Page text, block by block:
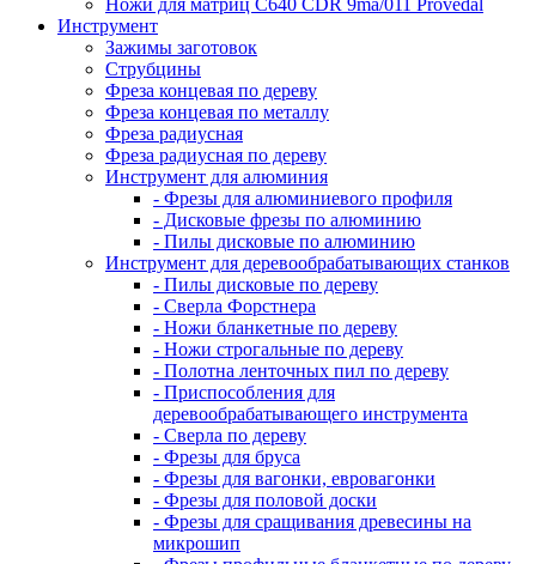
Ножи для матриц C640 CDR 9ma/011 Provedal
Инструмент
Зажимы заготовок
Струбцины
Фреза концевая по дереву
Фреза концевая по металлу
Фреза радиусная
Фреза радиусная по дереву
Инструмент для алюминия
- Фрезы для алюминиевого профиля
- Дисковые фрезы по алюминию
- Пилы дисковые по алюминию
Инструмент для деревообрабатывающих станков
- Пилы дисковые по дереву
- Сверла Форстнера
- Ножи бланкетные по дереву
- Ножи строгальные по дереву
- Полотна ленточных пил по дереву
- Приспособления для
деревообрабатывающего инструмента
- Сверла по дереву
- Фрезы для бруса
- Фрезы для вагонки, евровагонки
- Фрезы для половой доски
- Фрезы для сращивания древесины на
микрошип